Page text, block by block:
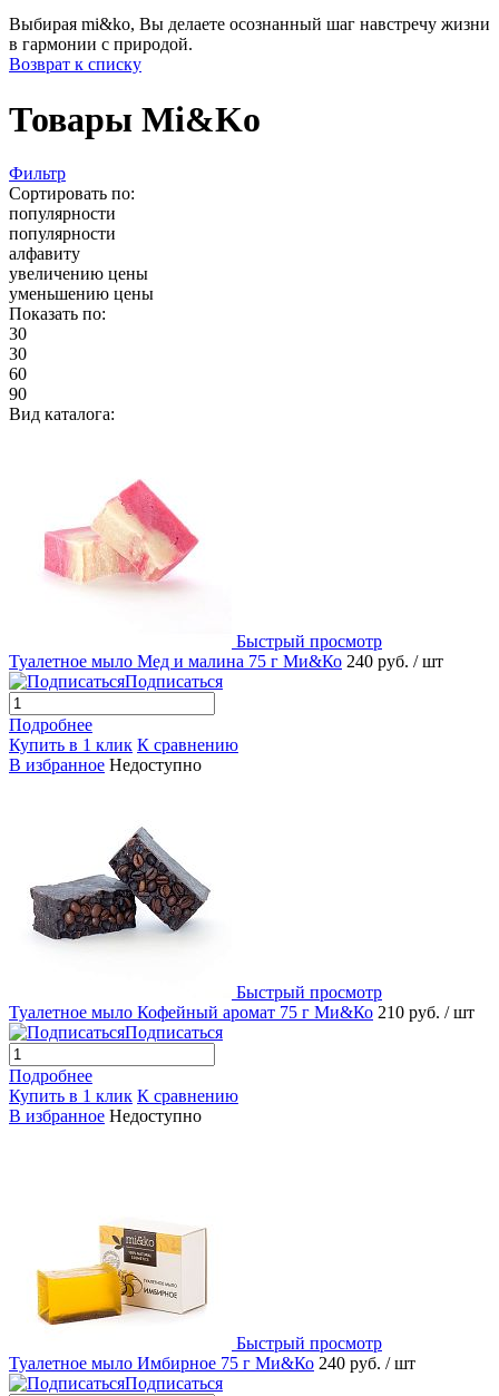
Выбирая mi&ko, Вы делаете осознанный шаг навстречу жизни
в гармонии с природой.
Возврат к списку
Товары Mi&Ko
Фильтр
Сортировать по:
популярности
популярности
алфавиту
увеличению цены
уменьшению цены
Показать по:
30
30
60
90
Вид каталога:
Быстрый просмотр
Туалетное мыло Мед и малина 75 г Ми&Ко 240 руб. / шт
Подписаться
Подробнее
Купить в 1 клик К сравнению
В избранное Недоступно
Быстрый просмотр
Туалетное мыло Кофейный аромат 75 г Ми&Ко 210 руб. / шт
Подписаться
Подробнее
Купить в 1 клик К сравнению
В избранное Недоступно
Быстрый просмотр
Туалетное мыло Имбирное 75 г Ми&Ко 240 руб. / шт
Подписаться